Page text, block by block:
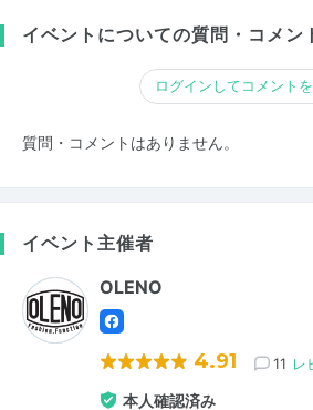
イベントについての質問・コメン
ログインしてコメントを
質問・コメントはありません。
イベント主催者
OLENO
4.91 11 レ
本人確認済み